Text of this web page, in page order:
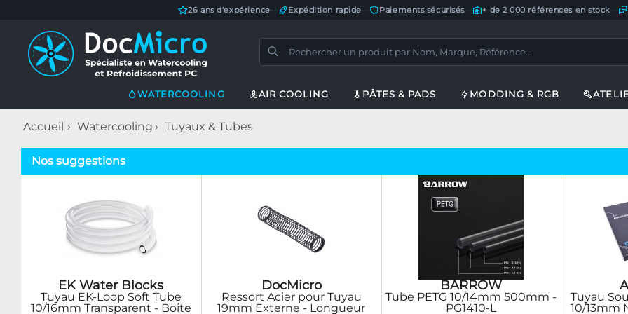
26 ans d'expérience Expédition rapide Paiements sécurisés— + de 2 000 références en stock
WATERCOOLING AIR COOLING PÂTES & PADS MODDING & RGB
Accueil Watercooling Tuyaux & Tubes
Nos suggestions
EK Water Blocks
Tuyau EK-Loop Soft Tube
10/16mm Transparent - Boite
DocMicro
Ressort Acier pour Tuyau
19mm Externe - Longueur
BARROW
Tube PETG 10/14mm 500mm -
PG1410-L
Tuyau
10/13mm